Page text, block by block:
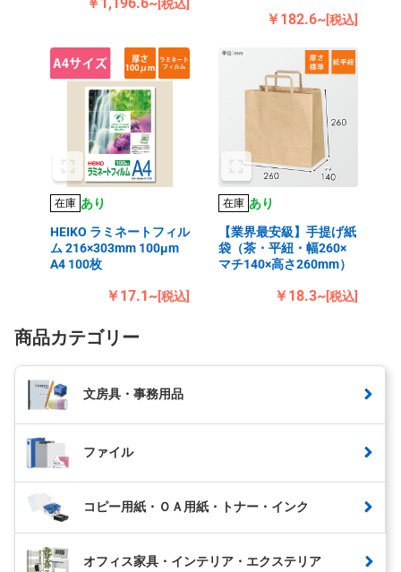
[税込]
￥182.6~[税込]
在庫 あり
HEIKO ラミネートフィル
ム 216×303mm 100μm
A4 100枚
￥17.1~[税込]
在庫 あり
【業界最安級】手提げ紙
袋（茶・平紐・幅260×
マチ140×高さ260mm）
￥18.3~[税込]
商品カテゴリー
文房具・事務用品
ファイル
コピー用紙・ＯＡ用紙・トナー・インク
オフィス家具・インテリア・エクステリア